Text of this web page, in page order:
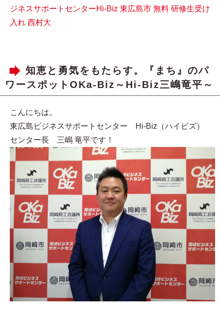
ジネスサポートセンターHi-Biz 東広島市 無料 研修生受け
入れ 西村大
知恵と勇気をもたらす。『まち』のパ
ワースポットOKa-Biz～Hi-Biz三嶋竜平～
こんにちは。
東広島ビジネスサポートセンター Hi-Biz（ハイビズ）
センター長 三嶋 竜平です！